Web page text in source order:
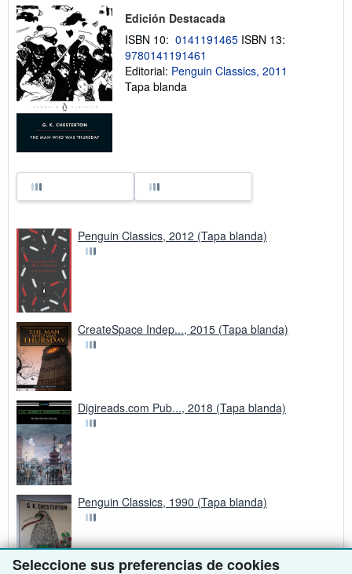
Seleccione sus preferencias de cookies
Edición Destacada
ISBN 10: 0141191465 ISBN 13:
9780141191461
Editorial: Penguin Classics, 2011
Tapa blanda
Penguin Classics, 2012 (Tapa blanda)
CreateSpace Indep..., 2015 (Tapa blanda)
Digireads.com Pub..., 2018 (Tapa blanda)
Penguin Classics, 1990 (Tapa blanda)